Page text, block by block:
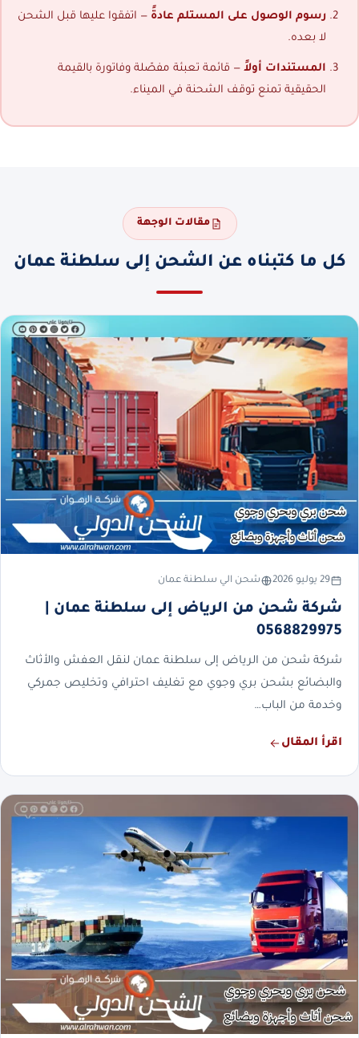
رسوم الوصول على المستلم عادةً — اتفقوا عليها قبل الشحن
لا بعده.
المستندات أولاً — قائمة تعبئة مفصّلة وفاتورة بالقيمة
الحقيقية تمنع توقف الشحنة في الميناء.
مقالات الوجهة
كل ما كتبناه عن الشحن إلى سلطنة عمان
29 يوليو 2026 شحن الي سلطنة عمان
شركة شحن من الرياض إلى سلطنة عمان |
0568829975
شركة شحن من الرياض إلى سلطنة عمان لنقل العفش والأثاث
والبضائع بشحن بري وجوي مع تغليف احترافي وتخليص جمركي
وخدمة من الباب…
اقرأ المقال